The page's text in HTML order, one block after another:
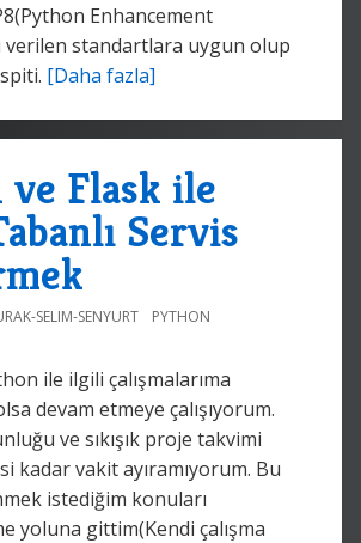
Enhancement
verilen standartlara uygun olup
[Daha fazla]
Flask ile
Servis
SELIM-SENYURT PYTHON
ile ilgili çalışmalarıma
devam etmeye çalışıyorum.
ve sıkışık proje takvimi
kadar vakit ayıramıyorum. Bu
istediğim konuları
yoluna gittim(Kendi çalışma